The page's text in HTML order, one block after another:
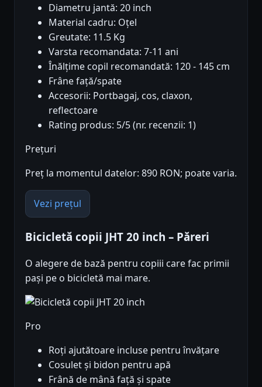
Diametru jantă: 20 inch
Material cadru: Oțel
Greutate: 11.5 Kg
Varsta recomandata: 7-11 ani
Înălțime copil recomandată: 120 - 145 cm
Frâne față/spate
Accesorii: Portbagaj, cos, claxon,
reflectoare
Rating produs: 5/5 (nr. recenzii: 1)
Prețuri
Preț la momentul datelor: 890 RON; poate varia.
Vezi prețul
Bicicletă copii JHT 20 inch – Păreri
O alegere de bază pentru copiii care fac primii
pași pe o bicicletă mai mare.
Pro
Roți ajutătoare incluse pentru învățare
Cosulet și bidon pentru apă
Frână de mână față și spate